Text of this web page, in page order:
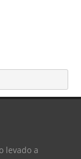
levado a